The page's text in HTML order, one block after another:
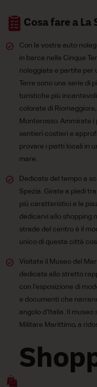
Cosa fare a La
Con la vostra auto
in barca nelle Cinque
noleggiata e partite per
Terre sono una serie di
turistiche più
colorate di
Monterosso. Ammirate
sentieri costieri e
provare i piatti locali in
mare.
Dedicate del tempo a
Spezia. Girate a piedi
più caratteristici e le
dedicarvi allo shopping
strade del centro è il
unico di questa città
Visitate il Museo del
dedicata allo stretto
con l’esposizione di
e documenti che
angolo d’Italia. Il museo
Militare Marittimo, a